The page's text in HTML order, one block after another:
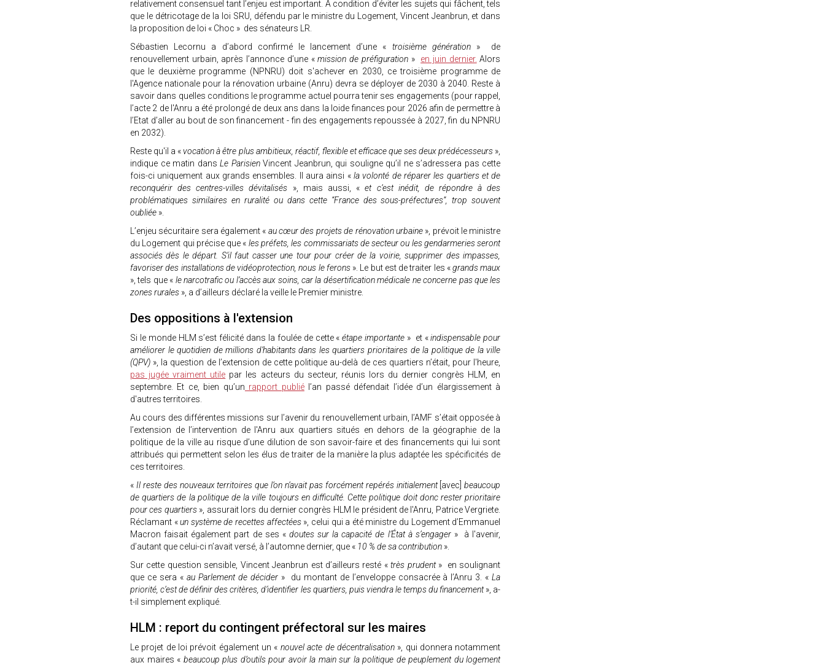
relativement consensuel tant l’enjeu est important. À condition d’éviter les sujets qui fâchent, tels
que le détricotage de la loi SRU, défendu par le ministre du Logement, Vincent Jeanbrun, et dans
la proposition de loi « Choc » des sénateurs LR.
Sébastien Lecornu a d’abord confirmé le lancement d’une « troisième génération » de
renouvellement urbain, après l’annonce d’une «mission de préfiguration» en juin dernier. Alors
que le deuxième programme (NPNRU) doit s'achever en 2030, ce troisième programme de
l'Agence nationale pour la rénovation urbaine (Anru) devra se déployer de 2030 à 2040. Reste à
savoir dans quelles conditions le programme actuel pourra tenir ses engagements (pour rappel,
l’acte 2 de l'Anru a été prolongé de deux ans dans la loide finances pour 2026 afin de permettre à
l’Etat d’aller au bout de son financement - fin des engagements repoussée à 2027, fin du NPNRU
en 2032).
Reste qu'il a «vocation à être plus ambitieux, réactif, flexible et efficace que ses deux prédécesseurs »,
indique ce matin dansLe ParisienVincent Jeanbrun, qui souligne qu’il ne s’adressera pas cette
fois-ci uniquement aux grands ensembles. Il aura ainsi « la volonté de réparer les quartiers et de
reconquérir des centres-villes dévitalisés », mais aussi, «et c’est inédit, de répondre à des
problématiques similaires en ruralité ou dans cette “France des sous-préfectures”, trop souvent
oubliée ».
L’enjeu sécuritaire sera également « au cœur des projets de rénovation urbaine», prévoit le ministre
du Logement qui précise que « les préfets, les commissariats de secteur ou les gendarmeries seront
associés dès le départ. S’il faut casser une tour pour créer de la voirie, supprimer des impasses,
favoriser des installations de vidéoprotection, nous le ferons». Le but est de traiter les «grands maux
», tels que « le narcotrafic ou l’accès aux soins, car la désertification médicale ne concerne pas que les
zones rurales », a d’ailleurs déclaré la veille le Premier ministre.
Des oppositions à l'extension
Si le monde HLM s’est félicité dans la foulée de cette «étape importante » et «indispensable pour
améliorer le quotidien de millions d’habitants dans les quartiers prioritaires de la politique de la ville
(QPV) », la question de l’extension de cette politique au-delà de ces quartiers n’était, pour l'heure,
pas jugée vraiment utile par les acteurs du secteur, réunis lors du dernier congrès HLM, en
septembre. Et ce, bien qu’un rapport publiél’an passé défendait l’idée d’un élargissement à
d'autres territoires.
Au cours des différentes missions sur l’avenir du renouvellement urbain, l’AMF s’était opposée à
l’extension de l’intervention de l'Anru aux quartiers situés en dehors de la géographie de la
politique de la ville au risque d’une dilution de son savoir-faire et des financements qui lui sont
attribués qui permettent selon les élus de traiter de la manière la plus adaptée les spécificités de
ces territoires.
« Il reste des nouveaux territoires que l’on n’avait pas forcément repérés initialement[avec] beaucoup
de quartiers de la politique de la ville toujours en difficulté. Cette politique doit donc rester prioritaire
pour ces quartiers», assurait lors du dernier congrès HLM le président de l'Anru, Patrice Vergriete.
Réclamant «un système de recettes affectées », celui qui a été ministre du Logement d’Emmanuel
Macron faisait également part de ses «doutes sur la capacité de l’État à s’engager » à l'avenir,
d’autant que celui-ci n’avait versé, à l’automne dernier, que « 10 % de sa contribution ».
Sur cette question sensible, Vincent Jeanbrun est d’ailleurs resté «très prudent » en soulignant
que ce sera « au Parlement de décider » du montant de l’enveloppe consacrée à l’Anru 3. «La
priorité, c’est de définir des critères, d’identifier les quartiers, puis viendra le temps du financement», a-
t-il simplement expliqué.
HLM : report du contingent préfectoral sur les maires
Le projet de loi prévoit également un « nouvel acte de décentralisation», qui donnera notamment
aux maires « beaucoup plus d’outils pour avoir la main sur la politique de peuplement du logement